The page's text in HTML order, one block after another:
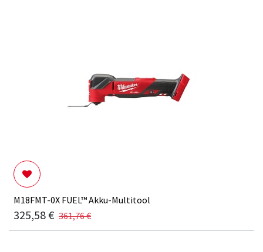
M18FMT-0X FUEL™ Akku-Multitool
325,58€ 361,76€